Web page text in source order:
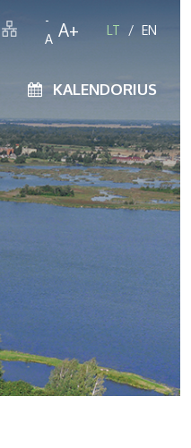
-
A A+ LT EN
KALENDORIUS